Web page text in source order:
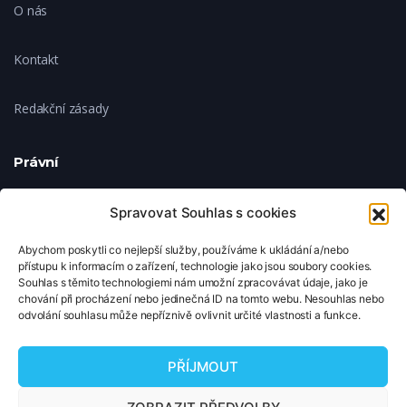
Spravovat Souhlas s cookies
Abychom poskytli co nejlepší služby, používáme k ukládání a/nebo
přístupu k informacím o zařízení, technologie jako jsou soubory cookies.
Souhlas s těmito technologiemi nám umožní zpracovávat údaje, jako je
chování při procházení nebo jedinečná ID na tomto webu. Nesouhlas nebo
odvolání souhlasu může nepříznivě ovlivnit určité vlastnosti a funkce.
PŘÍJMOUT
O nás
Kontakt
Redakční zásady
Právní
Ochrana soukromí
Zásady cookies
Nastavení cookies
© 2026 TipNaFilm.cz. Všechna práva vyhrazena.